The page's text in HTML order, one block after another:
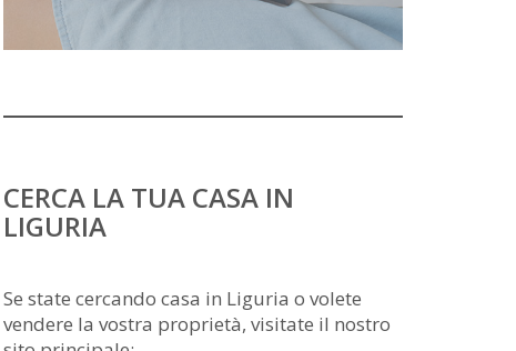
CERCA LA TUA CASA IN
LIGURIA
Se state cercando casa in Liguria o volete
vendere la vostra proprietà, visitate il nostro